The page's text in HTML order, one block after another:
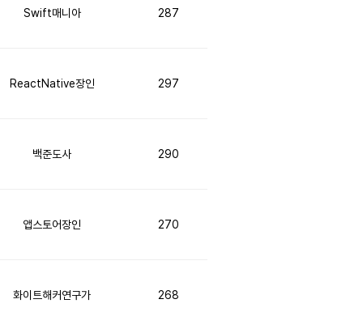
Swift매니아 287
ReactNative장인 297
백준도사 290
앱스토어장인 270
화이트해커연구가 268